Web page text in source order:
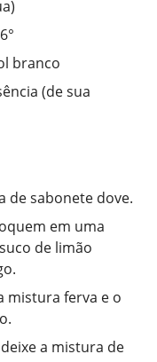
branco
(de sua
de sabonete dove.
em uma
de limão
mistura ferva e o
a mistura de